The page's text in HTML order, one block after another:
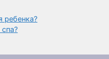
ребенка?